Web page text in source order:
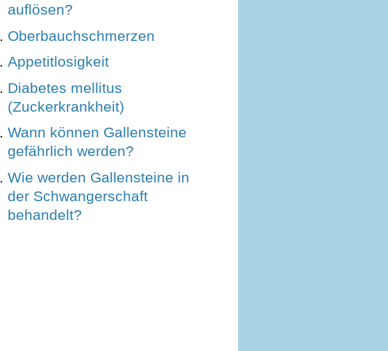
auflösen?
Oberbauchschmerzen
Appetitlosigkeit
Diabetes mellitus
(Zuckerkrankheit)
Wann können Gallensteine
gefährlich werden?
Wie werden Gallensteine in
der Schwangerschaft
behandelt?